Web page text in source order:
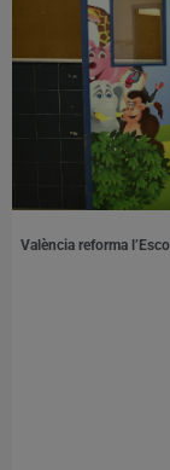
València reforma